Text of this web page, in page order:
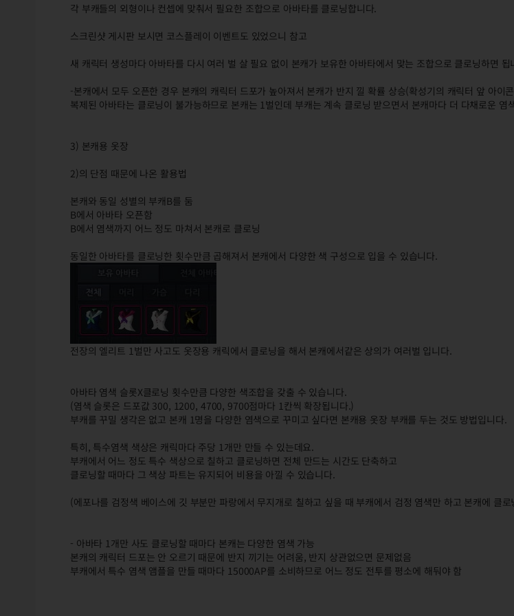
각 부캐들의 외형이나 컨셉에 맞춰서 필요한 조합으로 아바타를 클로닝합니다.
스크린샷 게시판 보시면 코스플레이 이벤트도 있었으니 참고
새 캐릭터 생성마다 아바타를 다시 여러 벌 살 필요 없이 본캐가 보유한 아바타에서 맞는 조합으로 클로닝하면 됩
-본캐에서 모두 오픈한 경우 본캐의 캐릭터 드포가 높아져서 본캐가 반지 낄 확률 상승(확성기의 캐릭터 앞 아이
복제된 아바타는 클로닝이 불가능하므로 본캐는 1벌인데 부캐는 계속 클로닝 받으면서 본캐마다 더 다채로운 염
3) 본캐용 옷장
2)의 단점 때문에 나온 활용법
본캐와 동일 성별의 부캐B를 둠
B에서 아바타 오픈함
B에서 염색까지 어느 정도 마쳐서 본캐로 클로닝
동일한 아바타를 클로닝한 횟수만큼 곱해져서 본캐에서 다양한 색 구성으로 입을 수 있습니다.
전장의 엘리트 1벌만 사고도 옷장용 캐릭에서 클로닝을 해서 본캐에서같은 상의가 여러벌 입니다.
아바타 염색 슬롯X클로닝 횟수만큼 다양한 색조합을 갖출 수 있습니다.
(염색 슬롯은 드포값 300, 1200, 4700, 9700점마다 1칸씩 확장됩니다.)
부캐를 꾸밀 생각은 없고 본캐 1명을 다양한 염색으로 꾸미고 싶다면 본캐용 옷장 부캐를 두는 것도 방법입니다.
특히, 특수염색 색상은 캐릭마다 주당 1개만 만들 수 있는데요.
부캐에서 어느 정도 특수 색상으로 칠하고 클로닝하면 전체 만드는 시간도 단축하고
클로닝할 때마다 그 색상 파트는 유지되어 비용을 아낄 수 있습니다.
(에포나를 검정색 베이스에 깃 부분만 파랑에서 무지개로 칠하고 싶을 때 부캐에서 검정 염색만 하고 본캐에 클
- 아바타 1개만 사도 클로닝할 때마다 본캐는 다양한 염색 가능
본캐의 캐릭터 드포는 안 오르기 때문에 반지 끼기는 어려움, 반지 상관없으면 문제없음
부캐에서 특수 염색 앰플을 만들 때마다 15000AP를 소비하므로 어느 정도 전투를 평소에 해둬야 함